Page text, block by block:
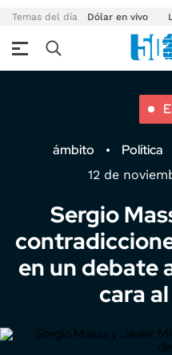
Temas del día Dólar en vivo
ámbito Política
12 de
Sergio
en un debate
cara